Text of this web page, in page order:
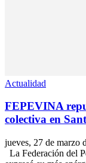
Actualidad
FEPEVINA
colectiva en
jueves, 27 de marzo
La Federación del